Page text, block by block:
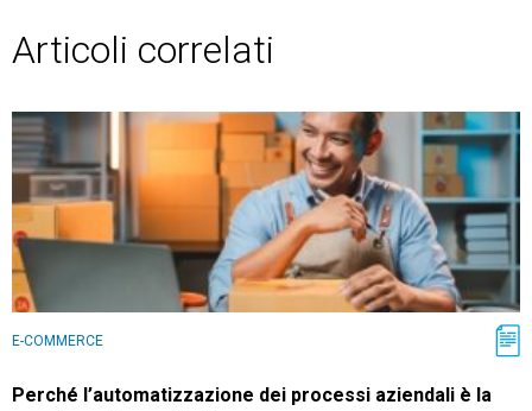
Articoli correlati
E-COMMERCE
Perché l’automatizzazione dei processi aziendali è la